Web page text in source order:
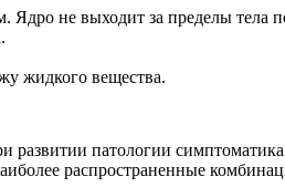
Ядро не выходит за пределы тела
жидкого вещества.
развитии патологии
распространенные